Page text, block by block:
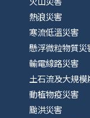
熱浪災害
寒流低溫災害
懸浮微粒物質災
輸電線路災害
土石流及大規模
動植物疫災害
颱洪災害